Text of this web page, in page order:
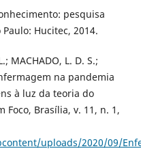
pesquisa
Hucitec, 2014.
MACHADO, L. D. S.;
na pandemia
à luz da teoria do
Foco, Brasília, v. 11, n. 1,
uploads/2020/09/